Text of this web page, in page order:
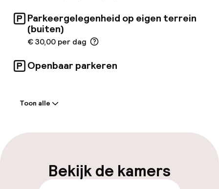
Parkeergelegenheid op eigen terrein
(buiten)
€ 30,00 per dag
Openbaar parkeren
Express check-in mogelijk
Meertalige medewerkers
Toon alle
Bekijk de kamers